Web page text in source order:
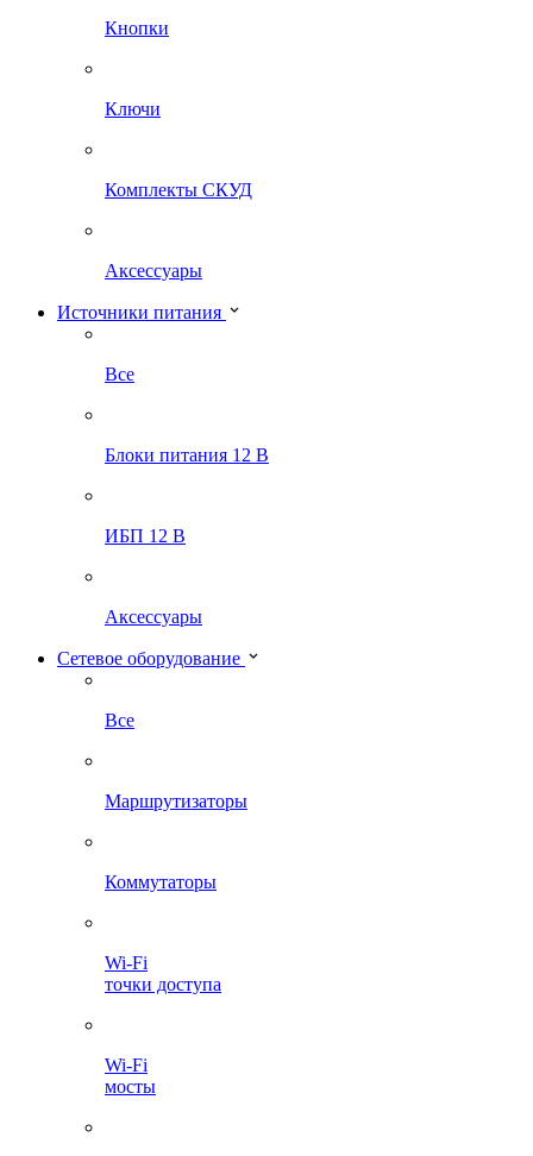
Кнопки
Ключи
Комплекты СКУД
Аксессуары
Источники питания
Все
Блоки питания 12 В
ИБП 12 В
Аксессуары
Сетевое оборудование
Все
Маршрутизаторы
Коммутаторы
Wi-Fi
точки доступа
Wi-Fi
мосты